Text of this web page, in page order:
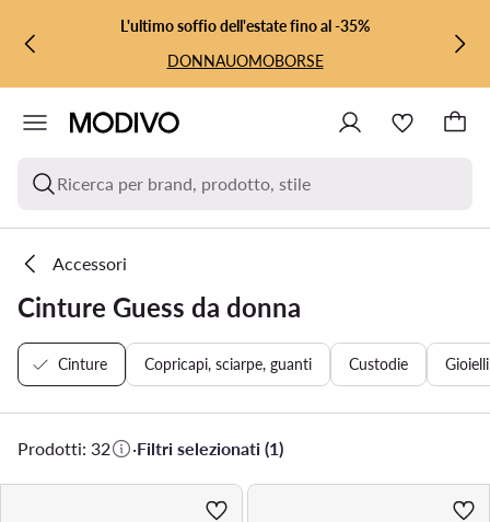
VAI AL CONTENUTO PRINCIPALE
VAI ALLA RICERCAL'ultimo soffio dell'estate fino al -35%
DONNAUOMOBORSE
Ricerca per brand, prodotto, stile
Accessori
Cinture Guess da donna
Cinture Copricapi, sciarpe, guanti Custodie
Prodotti: 32 ·Filtri selezionati (1)